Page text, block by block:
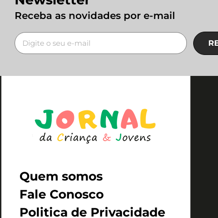
Receba as novidades por e-mail
Quem somos
Fale Conosco
Politica de Privacidade